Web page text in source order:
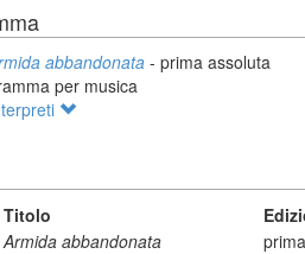
abbandonata - prima assoluta
per musica
Titolo
Armida abbandonata